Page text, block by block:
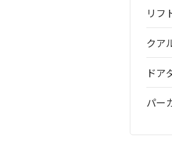
リフ
クア
ドア
パー